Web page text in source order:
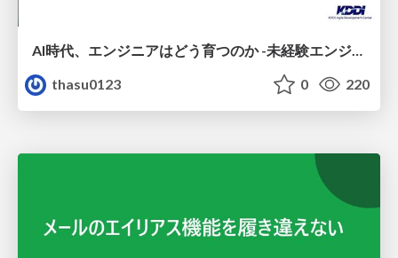
AI時代、エンジニアはどう育つのか -未経験エンジニアの成長を間近で見て考えたこと-
thasu0123
0 220